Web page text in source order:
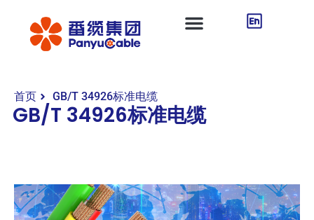
首页 GB/T 34926标准电缆
GB/T 34926标准电缆